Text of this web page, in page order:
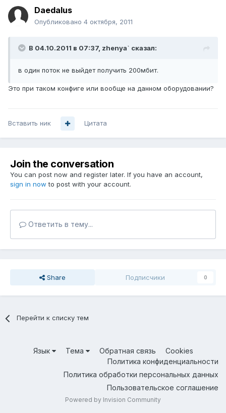
Daedalus
Опубликовано 4 октября, 2011
В 04.10.2011 в 07:37, zhenya` сказал:
в один поток не выйдет получить 200мбит.
Это при таком конфиге или вообще на данном оборудовании?
Вставить ник Цитата
Join the conversation
You can post now and register later. If you have an account,
sign in now to post with your account.
Ответить в тему...
Share Подписчики 0
Перейти к списку тем
Язык Тема Обратная связь
Cookies
Политика конфиденциальности
Политика обработки персональных данных
Пользовательское соглашение
Powered by Invision Community